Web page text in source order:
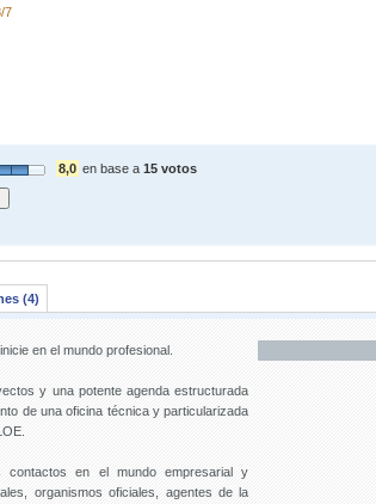
7
8,0 en base a 15 votos
(4)
en el mundo profesional.
y una potente agenda estructurada
de una oficina técnica y particularizada
en el mundo empresarial y
organismos oficiales, agentes de la